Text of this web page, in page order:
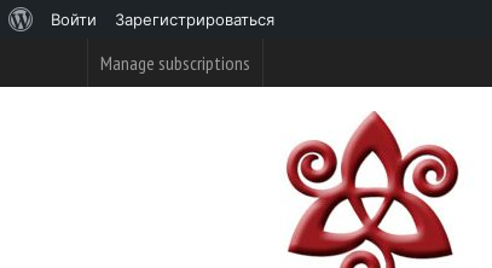
Manage subscriptions
WordPress
Войти Зарегистрироваться